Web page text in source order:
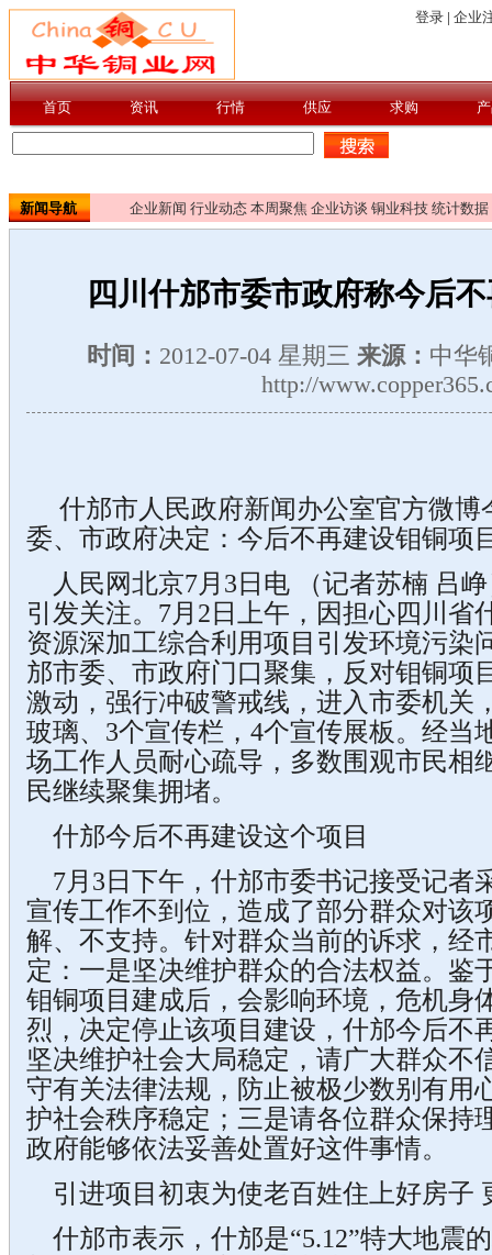
新闻导航 企业新闻 行业动态 本周聚焦 企业访谈 铜业科技 统计数据
四川什邡市委市政府称今后
时间： 2012-07-04 星期三 来源： 中华
http://
什邡市人民政府新闻办公室官方微博
委、市政府决定：今后不再建设钼铜项
人民网北京7月3日电 （记者苏楠 吕
引发关注。7月2日上午，因担心四川省
资源深加工综合利用项目引发环境污染
邡市委、市政府门口聚集，反对钼铜项
激动，强行冲破警戒线，进入市委机关
玻璃、3个宣传栏，4个宣传展板。经当
场工作人员耐心疏导，多数围观市民相
民继续聚集拥堵。
什邡今后不再建设这个项目
7月3日下午，什邡市委书记接受记者
宣传工作不到位，造成了部分群众对该
解、不支持。针对群众当前的诉求，经
定：一是坚决维护群众的合法权益。鉴
钼铜项目建成后，会影响环境，危机身
烈，决定停止该项目建设，什邡今后不
坚决维护社会大局稳定，请广大群众不
守有关法律法规，防止被极少数别有用
护社会秩序稳定；三是请各位群众保持
政府能够依法妥善处置好这件事情。
引进项目初衷为使老百姓住上好房子
什邡市表示，什邡是“5.12”特大地震